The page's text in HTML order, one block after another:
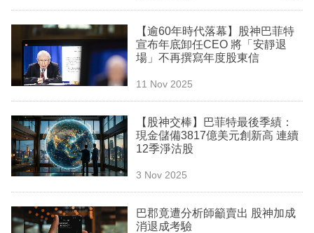
欄
訂
閱
區
【逾60年時代落幕】股神巴菲特
宣布年底卸任CEO 將「安靜退
場」不再撰寫年度股東信
11 Nov 2025
【股神交棒】巴菲特最後季績：
現金儲備3817億美元創新高 連續
12季淨沽股
3 Nov 2025
巴郡竟遭分析師籲賣出 股神加成
消退成考驗